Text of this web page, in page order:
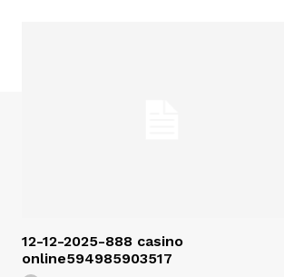
12-12-2025-888 casino
online594985903517